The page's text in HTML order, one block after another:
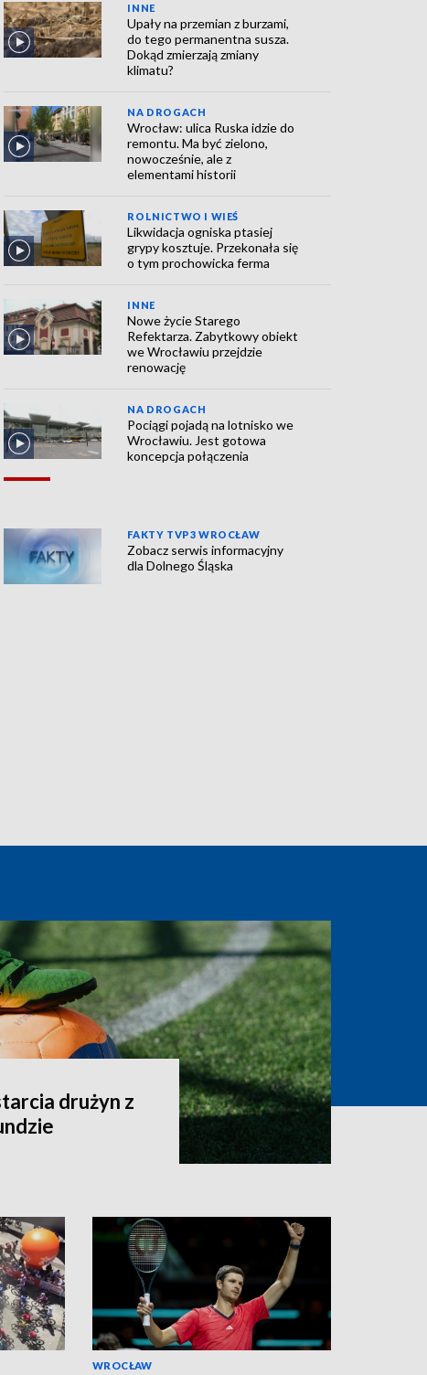
INNE
Upały na przemian z burzami,
do tego permanentna susza.
Dokąd zmierzają zmiany
klimatu?
NA DROGACH
Wrocław: ulica Ruska idzie do
remontu. Ma być zielono,
nowocześnie, ale z
elementami historii
ROLNICTWO I WIEŚ
Likwidacja ogniska ptasiej
grypy kosztuje. Przekonała się
o tym prochowicka ferma
INNE
Nowe życie Starego
Refektarza. Zabytkowy obiekt
we Wrocławiu przejdzie
renowację
NA DROGACH
Pociągi pojadą na lotnisko we
Wrocławiu. Jest gotowa
koncepcja połączenia
FAKTY TVP3 WROCŁAW
Zobacz serwis informacyjny
dla Dolnego Śląska
drużyn z
WROCŁAW